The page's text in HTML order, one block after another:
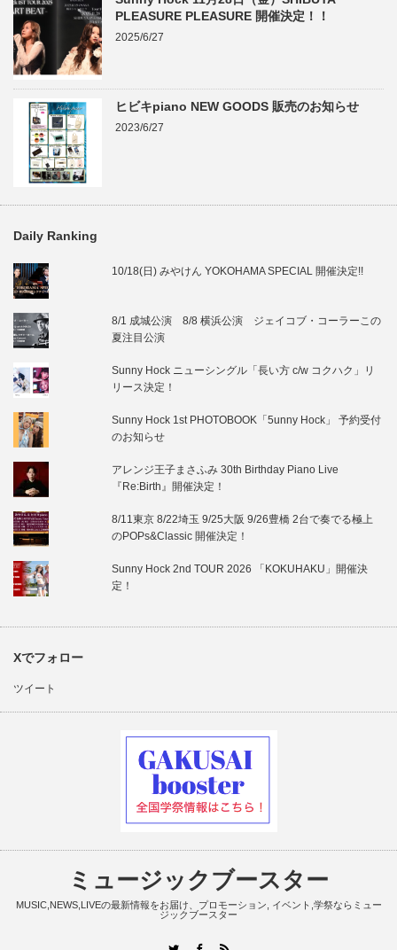
PLEASURE PLEASURE 開催決定！！
2025/6/27
ヒビキpiano NEW GOODS 販売のお知らせ
2023/6/27
Daily Ranking
10/18(日) みやけん YOKOHAMA SPECIAL 開催決定!!
8/1 成城公演 8/8 横浜公演 ジェイコブ・コーラーこの
夏注目公演
Sunny Hock ニューシングル「長い方 c/w コクハク」リ
リース決定！
Sunny Hock 1st PHOTOBOOK「5unny Hock」 予約受付
のお知らせ
アレンジ王子まさふみ 30th Birthday Piano Live
『Re:Birth』開催決定！
8/11東京 8/22埼玉 9/25大阪 9/26豊橋 2台で奏でる極上
のPOPs&Classic 開催決定！
Sunny Hock 2nd TOUR 2026 「KOKUHAKU」開催決
定！
Xでフォロー
ツイート
ミュージックブースター
MUSIC,NEWS,LIVEの最新情報をお届け、プロモーション, イベント,学祭ならミュー
ジックブースター
TwitterFacebook